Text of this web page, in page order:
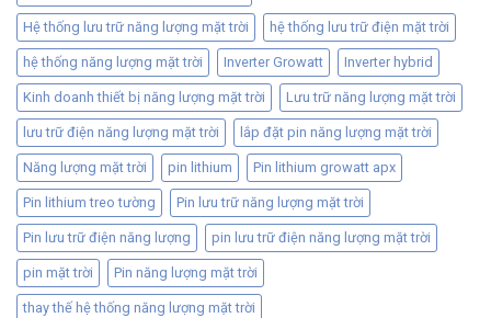
Hệ thống lưu trữ năng lượng mặt trời hệ thống lưu trữ điện mặt trời
hệ thống năng lượng mặt trời Inverter Growatt Inverter hybrid
Kinh doanh thiết bị năng lượng mặt trời Lưu trữ năng lượng mặt trời
lưu trữ điện năng lượng mặt trời lắp đặt pin năng lượng mặt trời
Năng lượng mặt trời pin lithium Pin lithium growatt apx
Pin lithium treo tường Pin lưu trữ năng lượng mặt trời
Pin lưu trữ điện năng lượng pin lưu trữ điện năng lượng mặt trời
pin mặt trời Pin năng lượng mặt trời
thay thế hệ thống năng lượng mặt trời